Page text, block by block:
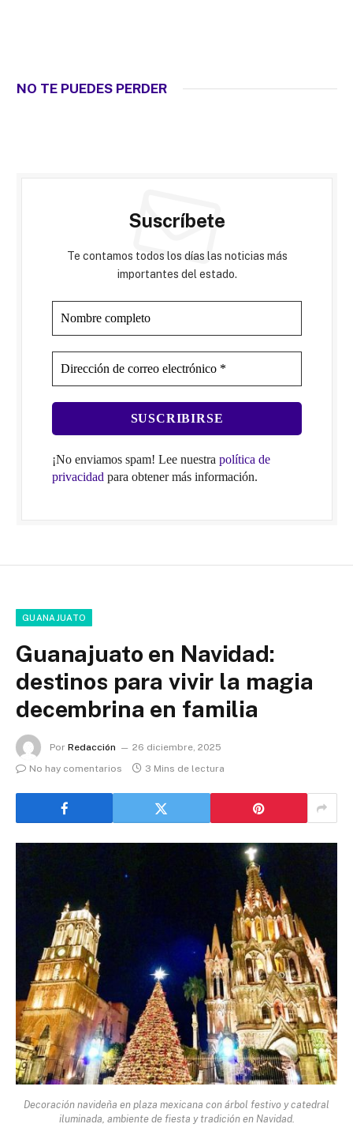
NO TE PUEDES PERDER
Suscríbete
Te contamos todos los días las noticias más
importantes del estado.
¡No enviamos spam! Lee nuestra política de
privacidadpara obtener más información.
GUANAJUATO
Guanajuato en Navidad:
destinos para vivir la magia
decembrina en familia
Por Redacción
26 diciembre, 2025
No hay comentarios
3 Mins de lectura
Decoración navideña en plaza mexicana con árbol festivo y catedral
iluminada, ambiente de fiesta y tradición en Navidad.